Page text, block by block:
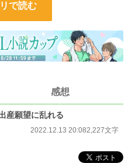
で読む
感想
産願望に乱れる
2022.12.13 20:082,227文字